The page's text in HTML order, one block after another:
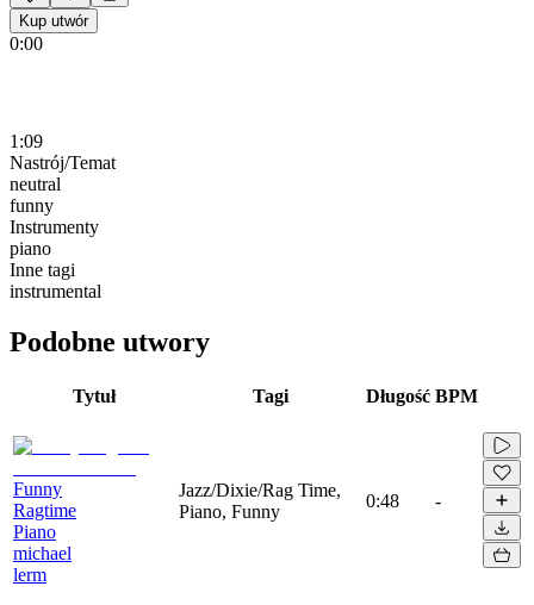
Kup utwór
0:00
1:09
Nastrój/Temat
neutral
funny
Instrumenty
piano
Inne tagi
instrumental
Podobne utwory
Tytuł Tagi Długość BPM
Funny
Ragtime
Piano
michael
lerm
Jazz/Dixie/Rag Time,
Piano, Funny
0:48 -